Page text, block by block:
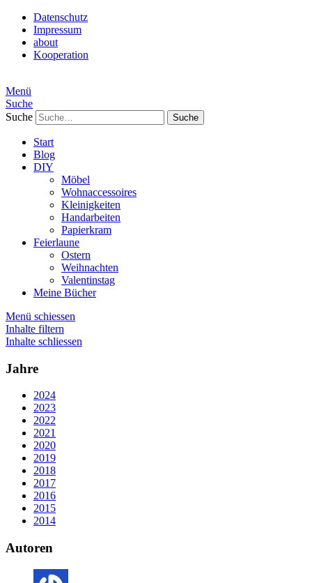
Datenschutz
Impressum
about
Kooperation
Menü
Suche
Suche
Start
Blog
DIY
Möbel
Wohnaccessoires
Kleinigkeiten
Handarbeiten
Papierkram
Feierlaune
Ostern
Weihnachten
Valentinstag
Meine Bücher
Menü schiessen
Inhalte filtern
Inhalte schliessen
Jahre
2024
2023
2022
2021
2020
2019
2018
2017
2016
2015
2014
Autoren